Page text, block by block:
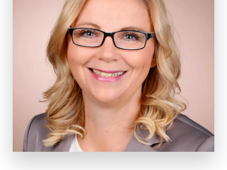
Veranstaltungs-ID
Mi, 11.10.2023, 9:00 – 17:00 Uhr
Do, 12.10.2023, 9:00 – 17:00 Uhr
Ort
Gasthof Am Riedl, Eisenstraße 38, 5321 Koppl bei